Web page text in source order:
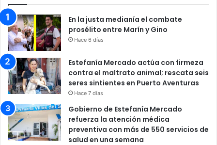
En la justa medianía el combate
prosélito entre Marín y Gino
Hace 6 días
Estefanía Mercado actúa con firmeza
contra el maltrato animal; rescata seis
seres sintientes en Puerto Aventuras
Hace 7 días
Gobierno de Estefanía Mercado
refuerza la atención médica
preventiva con más de 550 servicios de
salud en una semana